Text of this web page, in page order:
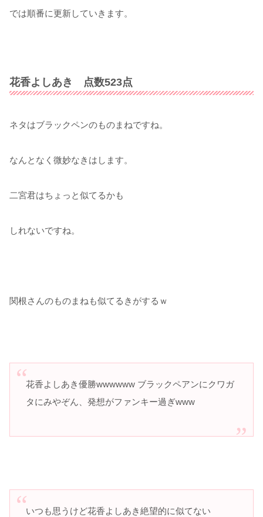
では順番に更新していきます。
花香よしあき 点数523点
ネタはブラックペンのものまねですね。
なんとなく微妙なきはします。
二宮君はちょっと似てるかも
しれないですね。
関根さんのものまねも似てるきがするｗ
花香よしあき優勝wwwwww ブラックペアンにクワガ
タにみやぞん、発想がファンキー過ぎwww
いつも思うけど花香よしあき絶望的に似てない